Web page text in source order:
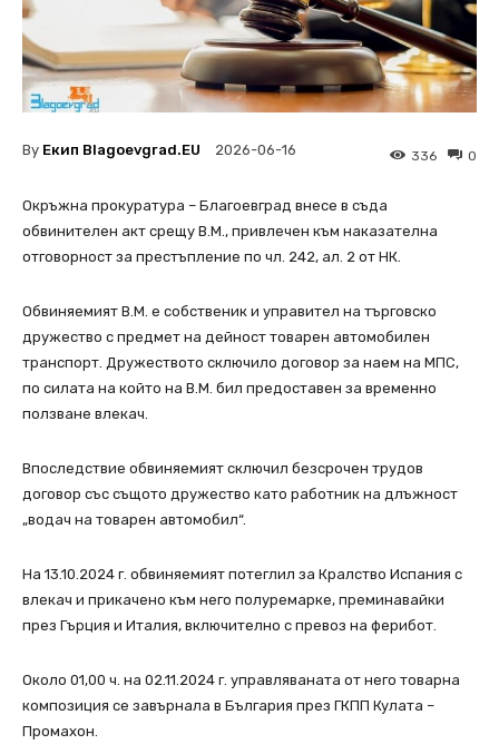
By Екип Blagoevgrad.EU 2026-06-16 0
336
Окръжна прокуратура – Благоевград внесе в съда
обвинителен акт срещу В.М., привлечен към наказателна
отговорност за престъпление по чл. 242, ал. 2 от НК.
Обвиняемият В.М. е собственик и управител на търговско
дружество с предмет на дейност товарен автомобилен
транспорт. Дружеството сключило договор за наем на МПС,
по силата на който на В.М. бил предоставен за временно
ползване влекач.
Впоследствие обвиняемият сключил безсрочен трудов
договор със същото дружество като работник на длъжност
„водач на товарен автомобил“.
На 13.10.2024 г. обвиняемият потеглил за Кралство Испания с
влекач и прикачено към него полуремарке, преминавайки
през Гърция и Италия, включително с превоз на ферибот.
Около 01,00 ч. на 02.11.2024 г. управляваната от него товарна
композиция се завърнала в България през ГКПП Кулата –
Промахон.